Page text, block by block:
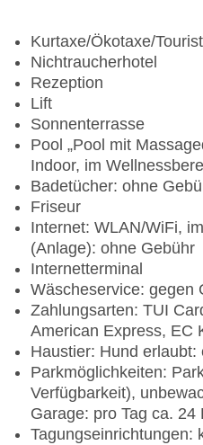
Kurtaxe/Ökotaxe/
Nichtraucherhotel
Rezeption
Lift
Sonnenterrasse
Pool „Pool mit
Indoor, im
Badetücher: ohne
Friseur
Internet: WLAN/WiFi,
(Anlage): ohne Gebühr
Internetterminal
Wäscheservice: gegen
Zahlungsarten: TUI
American Express, EC
Haustier: Hund erlaubt:
Parkmöglichkeiten:
Verfügbarkeit),
Garage: pro Tag ca. 24
Tagungseinrichtungen: